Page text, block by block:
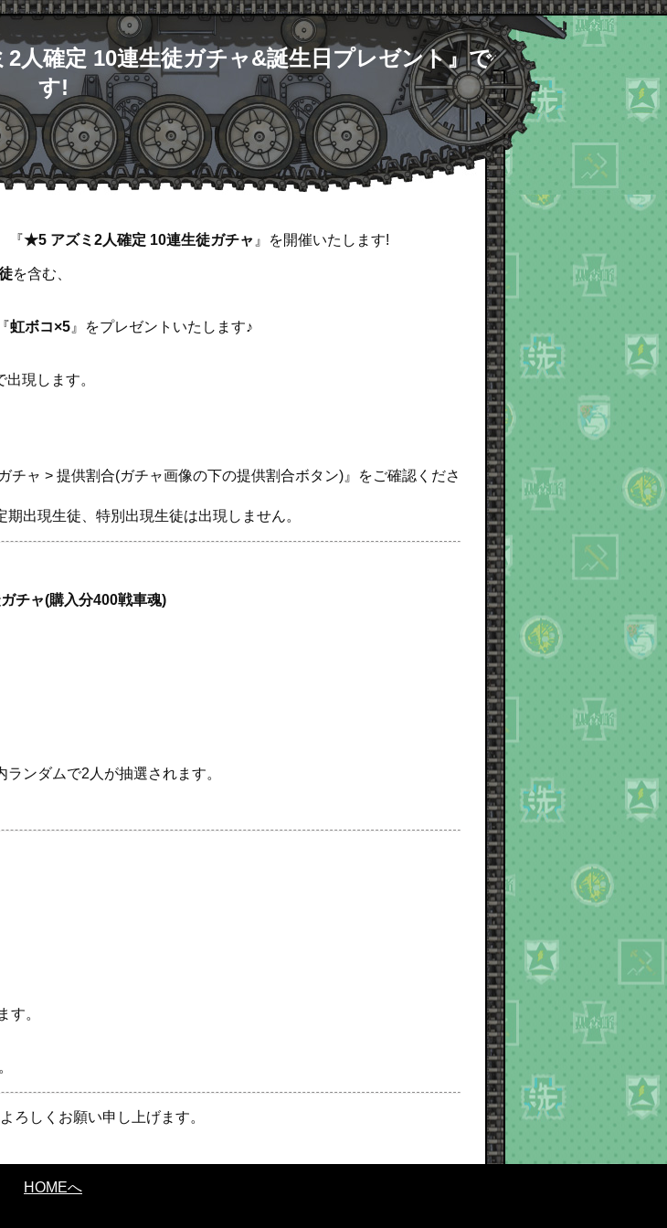
人確定 10連生徒ガチャ&誕生日プレゼント』で
す!
『★5 アズミ2人確定 10連生徒ガチャ 』を開催いたします!
を含む、
虹ボコ×5 』をプレゼントいたします♪
現します。
ャ > 提供割合(ガチャ画像の下の提供割合ボタン)』をご確認くださ
出現生徒、特別出現生徒は出現しません。
チャ(購入分400戦車魂)
ンダムで2人が抽選されます。
す。
ろしくお願い申し上げます。
HOMEへ